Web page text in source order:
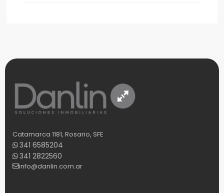
Catamarca 1181, Rosario, SFE
341 6585204
341 2822560
info@danlin.com.ar